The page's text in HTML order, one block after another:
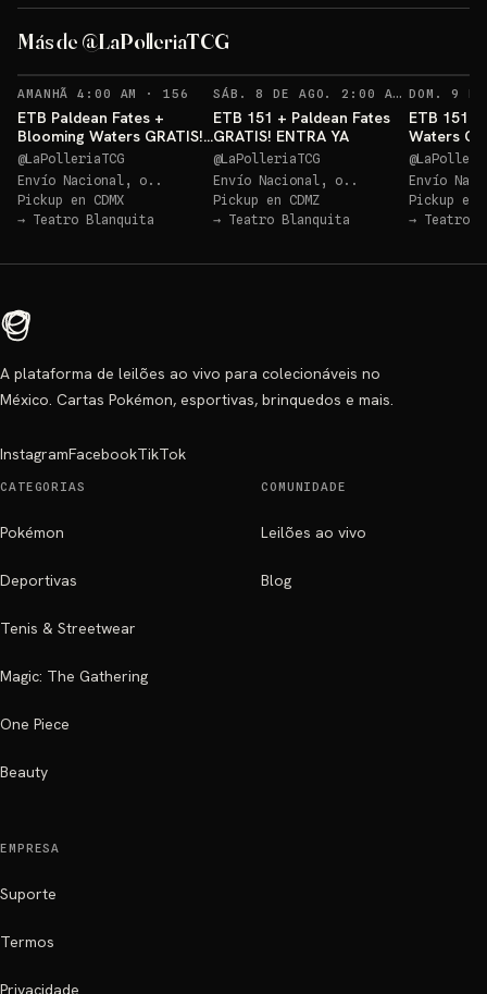
Más de @LaPolleriaTCG
Blooming Waters
Sorteo: Blooming Waters GRATIS! →
AMANHÃ 4:00 AM · 156 RECORDATORIOS
ETB Paldean Fates +
Blooming Waters GRATIS!
ENTRA YA
@LaPolleriaTCG
Envío Nacional, o..
Pickup en CDMX
→ Teatro Blanquita
ETB
SÁB. 8 DE AGO. 2:00 AM ·149
ETB 151 + Paldean Fates
GRATIS! ENTRA YA
@LaPolleriaTCG
Envío Nacional, o..
Pickup en CDMZ
→ Teatro Blanquita
ETB 151
Waters
@
Envío
Pickup en
→ Teatro
A plataforma de leilões ao vivo para colecionáveis no
México. Cartas Pokémon, esportivas, brinquedos e mais.
InstagramFacebookTikTok
CATEGORIAS
Pokémon
Deportivas
Tenis & Streetwear
Magic: The Gathering
One Piece
Beauty
COMUNIDADE
Leilões ao vivo
Blog
EMPRESA
Suporte
Termos
Privacidade